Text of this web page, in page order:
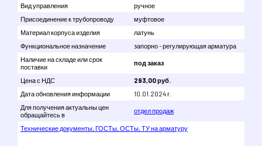
Вид управления
ручное
Присоединение к трубопроводу
муфтовое
Материал корпуса изделия
латунь
Функциональное назначение
запорно - регулирующая арматура
Наличие на складе или срок
поставки
под заказ
Цена с НДС
293,00 руб.
Дата обновления информации
10.01.2024 г.
Для получения актуальны цен
обращайтесь в
отдел продаж
Технические документы, ГОСТы, ОСТы, ТУ на арматуру